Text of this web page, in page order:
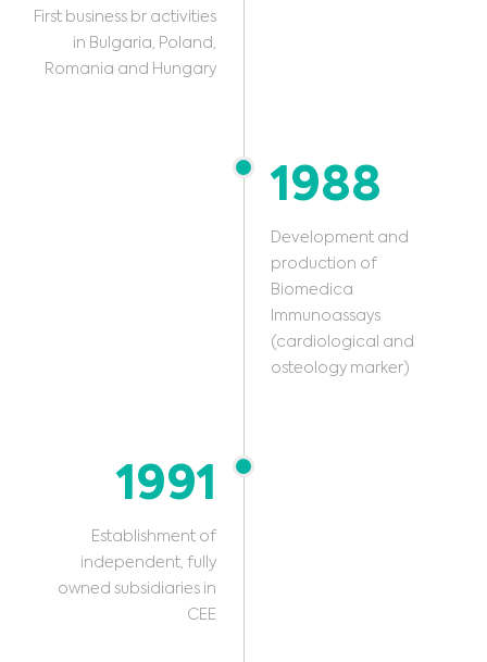
First business br activities
in Bulgaria, Poland,
Romania and Hungary
1988
Development and
production of
Biomedica
Immunoassays
(cardiological and
osteology marker)
1991
Establishment of
independent, fully
owned subsidiaries in
CEE